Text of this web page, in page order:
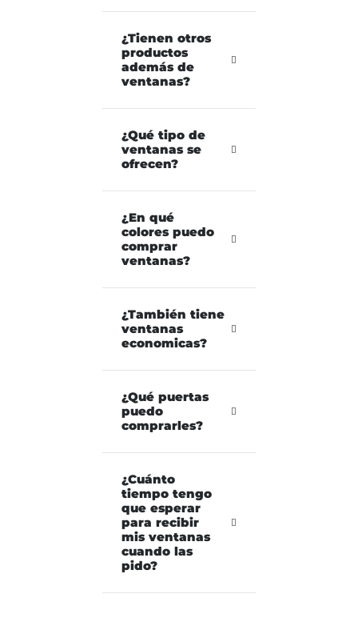
¿Tienen otros
productos
además de
ventanas?
¿Qué tipo de
ventanas se
ofrecen?
¿En qué
colores puedo
comprar
ventanas?
¿También tiene
ventanas
economicas?
¿Qué puertas
puedo
comprarles?
¿Cuánto
tiempo tengo
que esperar
para recibir
mis ventanas
cuando las
pido?